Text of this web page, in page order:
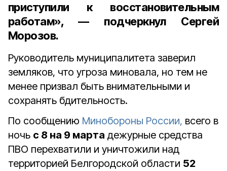
приступили к восстановительным
работам», — подчеркнул Сергей
Морозов.
Руководитель муниципалитета заверил
земляков, что угроза миновала, но тем не
менее призвал быть внимательными и
сохранять бдительность.
По сообщению Минобороны России, всего в
ночь с 8 на 9 марта дежурные средства
ПВО перехватили и уничтожили над
территорией Белгородской области 52